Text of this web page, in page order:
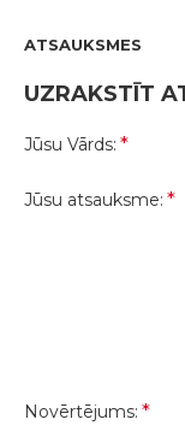
ATSAUKSMES
UZRAKSTĪT
Jūsu Vārds:
Jūsu atsauksme:
Novērtējums: